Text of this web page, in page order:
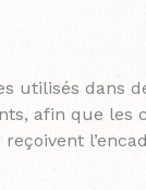
dans
afin que